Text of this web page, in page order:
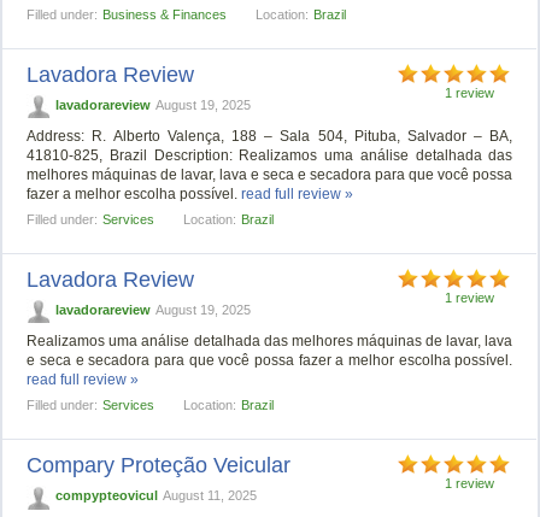
Filled under: Business & Finances Location: Brazil
1 review
Lavadora Review
lavadorareview August 19, 2025
Address: R. Alberto Valença, 188 – Sala 504, Pituba, Salvador – BA,
41810-825, Brazil Description: Realizamos uma análise detalhada das
melhores máquinas de lavar, lava e seca e secadora para que você possa
fazer a melhor escolha possível.read full review »
Filled under: Services Location: Brazil
1 review
Lavadora Review
lavadorareview August 19, 2025
Realizamos uma análise detalhada das melhores máquinas de lavar, lava
e seca e secadora para que você possa fazer a melhor escolha possível.
read full review »
Filled under: Services Location: Brazil
1 review
Compary Proteção Veicular
compypteovicul August 11, 2025